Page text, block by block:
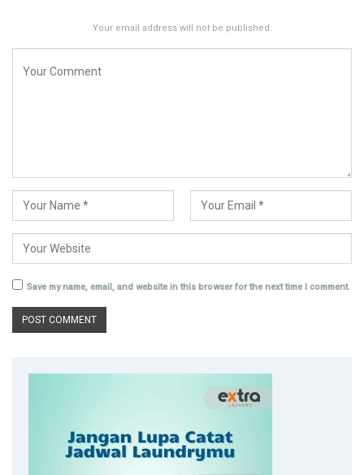
Your email address will not be published.
Save my name, email, and website in this browser for the next time I comment.